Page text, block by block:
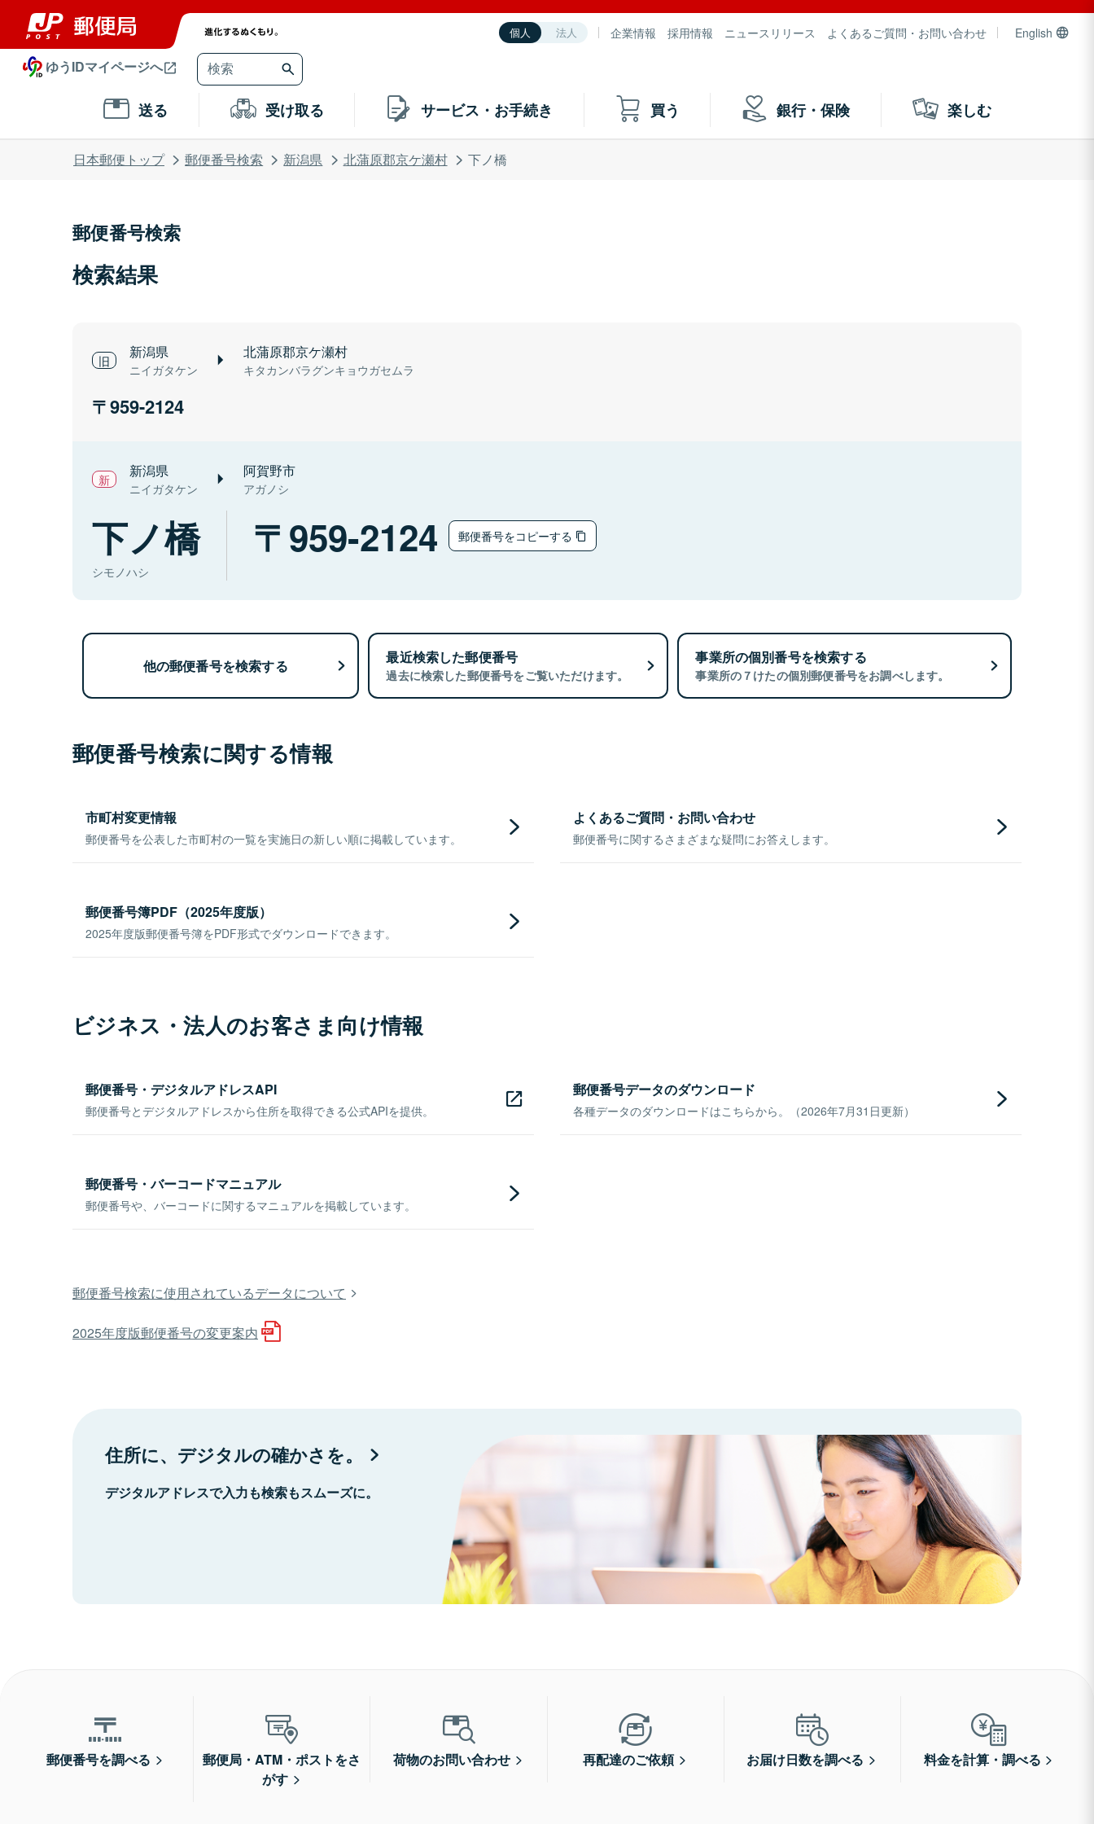
個人 法人 企業情報 採用情報 ニュースリリース よくあるご質問・お問い合わせ English
ゆうIDマイページへ
送る 受け取る サービス・お手続き 買う 銀行・保険 楽しむ
日本郵便トップ 郵便番号検索 新潟県 北蒲原郡京ケ瀬村 下ノ橋
郵便番号検索
検索結果
新潟県
ニイガタケン
北蒲原郡京ケ瀬村
キタカンバラグンキョウガセムラ
959-2124
新潟県
ニイガタケン
阿賀野市
アガノシ
下ノ橋
シモノハシ
959-2124 郵便番号をコピーする
他の郵便番号を検索する 最近検索した郵便番号
過去に検索した郵便番号をご覧いただけます。
事業所の個別番号を検索する
事業所の７けたの個別郵便番号をお調べします。
郵便番号検索に関する情報
市町村変更情報
郵便番号を公表した市町村の一覧を実施日の新しい順に掲載しています。
よくあるご質問・お問い合わせ
郵便番号に関するさまざまな疑問にお答えします。
郵便番号簿PDF（2025年度版）
2025年度版郵便番号簿をPDF形式でダウンロードできます。
ビジネス・法人のお客さま向け情報
郵便番号・デジタルアドレスAPI
郵便番号とデジタルアドレスから住所を取得できる公式APIを提供。
郵便番号データのダウンロード
各種データのダウンロードはこちらから。（2026年7月31日更新）
郵便番号・バーコードマニュアル
郵便番号や、バーコードに関するマニュアルを掲載しています。
郵便番号検索に使用されているデータについて
2025年度版郵便番号の変更案内
住所に、デジタルの確かさを。
デジタルアドレスで入力も検索もスムーズに。
郵便番号を調べる
郵便局・ATM・ポストをさ
がす
荷物のお問い合わせ 再配達のご依頼 お届け日数を調べる 料金を計算・調べる